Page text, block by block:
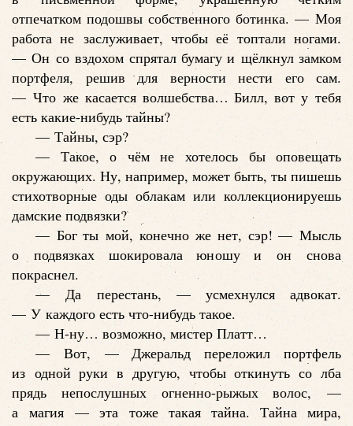
отпечатком подошвы собственного ботинка. — Моя
работа не заслуживает, чтобы её топтали ногами.
— Он со вздохом спрятал бумагу и щёлкнул замком
портфеля, решив для верности нести его сам.
— Что же касается волшебства… Билл, вот у тебя
есть какие-нибудь тайны?
— Тайны, сэр?
— Такое, о чём не хотелось бы оповещать
окружающих. Ну, например, может быть, ты пишешь
стихотворные оды облакам или коллекционируешь
дамские подвязки?
— Бог ты мой, конечно же нет, сэр! — Мысль
о подвязках шокировала юношу и он снова
покраснел.
— Да перестань, — усмехнулся адвокат.
— У каждого есть что-нибудь такое.
— Н-ну… возможно, мистер Платт…
— Вот, — Джеральд переложил портфель
из одной руки в другую, чтобы откинуть со лба
прядь непослушных огненно-рыжых волос, —
а магия — эта тоже такая тайна. Тайна мира,